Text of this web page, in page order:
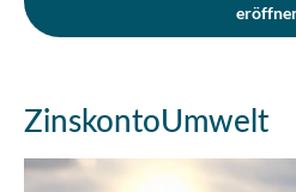
ZinskontoUmwelt